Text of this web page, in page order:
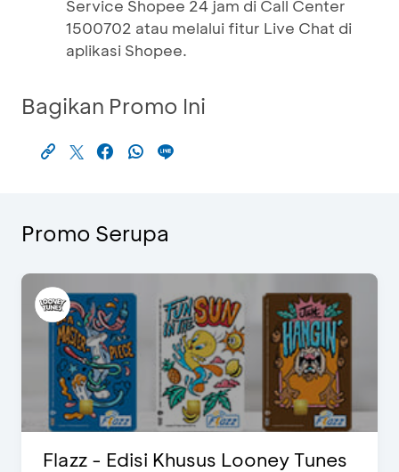
Service Shopee 24 jam di Call Center
1500702 atau melalui fitur Live Chat di
aplikasi Shopee.
Bagikan Promo Ini
Promo Serupa
Flazz - Edisi Khusus Looney Tunes